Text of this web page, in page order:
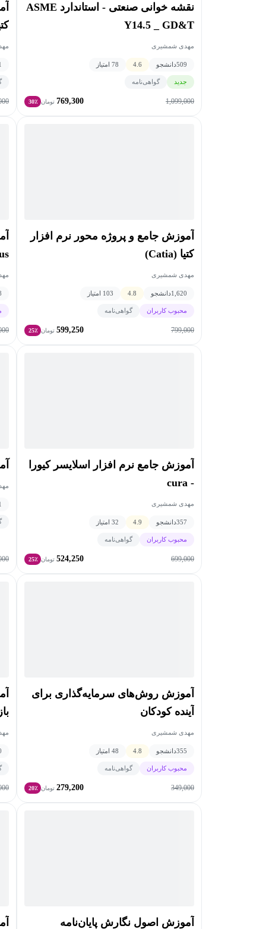
نقشه خوانی صنعتی - استاندارد ASME
Y14.5 _ GD&T
مهدی شمشیری
509دانشجو 4.6 78 امتیاز
جدید گواهی‌نامه
1,099,000
769,300 تومان 30٪
آموزش جامع و پروژه محور نرم افزار
کتیا (Catia)
مهدی شمشیری
1,620دانشجو 4.8 103 امتیاز
محبوب کاربران گواهی‌نامه
799,000
599,250 تومان 25٪
آموزش جامع نرم افزار اسلایسر کیورا
- cura
مهدی شمشیری
357دانشجو 4.9 32 امتیاز
محبوب کاربران گواهی‌نامه
699,000
524,250 تومان 25٪
آموزش روش‌های سرمایه‌گذاری برای
آینده کودکان
مهدی شمشیری
355دانشجو 4.8 48 امتیاز
محبوب کاربران گواهی‌نامه
349,000
279,200 تومان 20٪
آموزش اصول نگارش پایان‌نامه